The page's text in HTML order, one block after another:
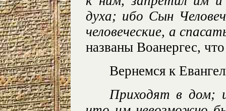
духа; ибо Сын
человеческие, а
названы Воанергес,
Вернемся к
Приходят в дом;